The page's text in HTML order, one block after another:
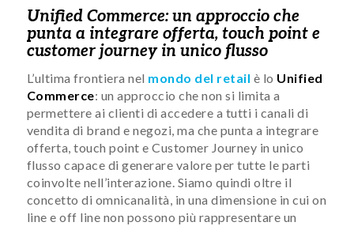
Unified Commerce: un approccio che
punta a integrare offerta, touch point e
customer journey in unico flusso
L’ultima frontiera nel mondo del retail è lo Unified
Commerce: un approccio che non si limita a
permettere ai clienti di accedere a tutti i canali di
vendita di brand e negozi, ma che punta a integrare
offerta, touch point e Customer Journey in unico
flusso capace di generare valore per tutte le parti
coinvolte nell’interazione. Siamo quindi oltre il
concetto di omnicanalità, in una dimensione in cui on
line e off line non possono più rappresentare un